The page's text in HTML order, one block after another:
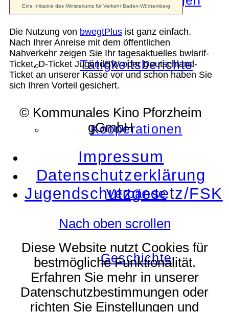
Tätigkeitsberichte
Kooperationen
Verbände
Geschichte
Die Nutzung von bwegtPlus ist ganz einfach.
Nach Ihrer Anreise mit dem öffentlichen
Nahverkehr zeigen Sie Ihr tagesaktuelles bwlarif-
Ticket, D-Ticket JugendBW oder Deutschland-
Ticket an unserer Kasse vor und schon haben Sie
sich Ihren Vorteil gesichert.
© Kommunales Kino Pforzheim
gGmbH
Impressum
Datenschutzerklärung
Jugendschutzgesetz/FSK
Nach oben scrollen
Diese Website nutzt Cookies für
bestmögliche Funktionalität.
Erfahren Sie mehr in unserer
Datenschutzbestimmungen oder
richten Sie Einstellungen und